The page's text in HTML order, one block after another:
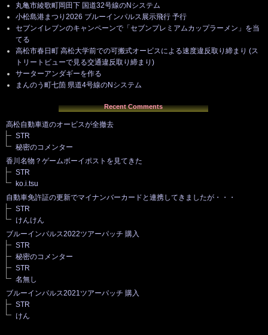
丸亀市綾歌町岡田下 国道32号線のNシステム
小松島港まつり2026 ブルーインパルス展示飛行 予行
セブンイレブンのキャンペーンで「セブンプレミアムカップラーメン」を当
てる
高松市春日町 高松大学前での可搬式オービスによる速度違反取り締まり (ス
トリートビューで見る交通違反取り締まり)
サーターアンダギーを作る
まんのう町七箇 県道4号線のNシステム
Recent Comments
高松自動車道のオービスが全撤去
STR
秘密のコメンター
香川名物？ゲームボーイポストを見てきた
STR
ko.i.tsu
自動車免許証の更新でマイナンバーカードと連携してきましたが・・・
STR
けんけん
ブルーインパルス2022ツアーパッチ 購入
STR
秘密のコメンター
STR
名無し
ブルーインパルス2021ツアーパッチ 購入
STR
けん